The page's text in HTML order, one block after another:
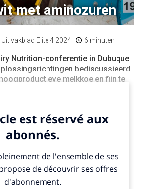
met aminozuren
| Uit vakblad Elite 4 2024 | 6 minuten
Nutrition-conferentie in Dubuque
bediscussieerd
melkkoeien fijn te